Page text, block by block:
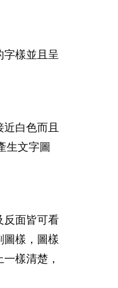
樣並且呈
白色而且
生文字圖
反面皆可看
圖樣，圖樣
樣清楚，